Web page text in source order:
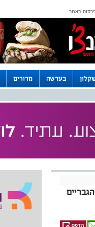
באתר
בעדשה מדורים